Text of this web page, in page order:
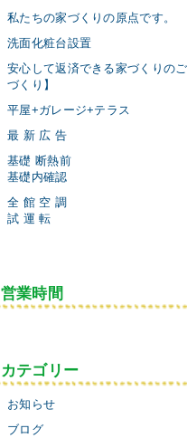
私たちの家づくりの原点です。
洗面化粧台設置
安心して返済できる家づくりの
づくり】
平屋+ガレージ+テラス
最 新 広 告
基礎 断熱前
基礎内確認
全 館 空 調
試 運 転
営業時間
カテゴリー
お知らせ
ブログ